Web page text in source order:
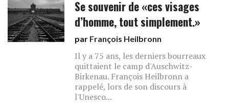
Se souvenir de «ces visages
d’homme, tout simplement.»
par François Heilbronn
Il y a 75 ans, les derniers bourreaux
quittaient le camp d'Auschwitz-
Birkenau. François Heilbronn a
rappelé, lors de son discours à
l'Unesco...